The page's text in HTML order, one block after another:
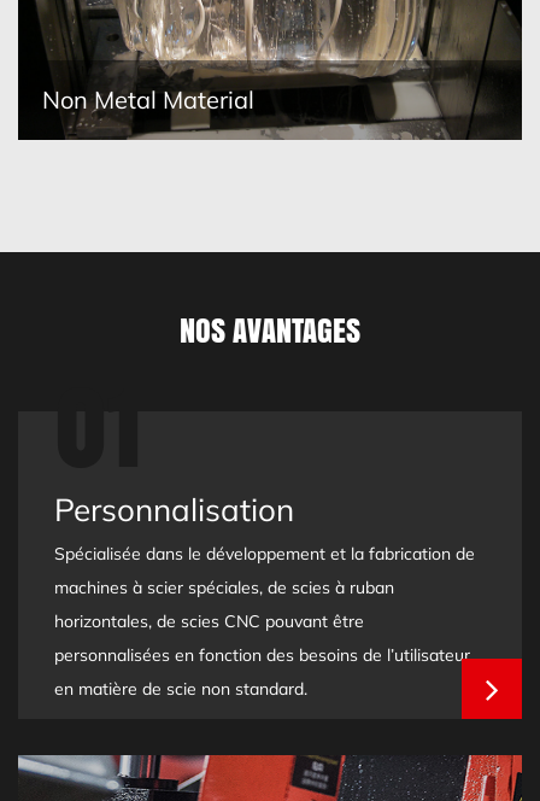
Construction Machinery Industry
Aluminum Material
Non Metal Material
NOS AVANTAGES
Personnalisation
Spécialisée dans le développement et la fabrication de
machines à scier spéciales, de scies à ruban
horizontales, de scies CNC pouvant être
personnalisées en fonction des besoins de l’utilisateur
en matière de scie non standard.